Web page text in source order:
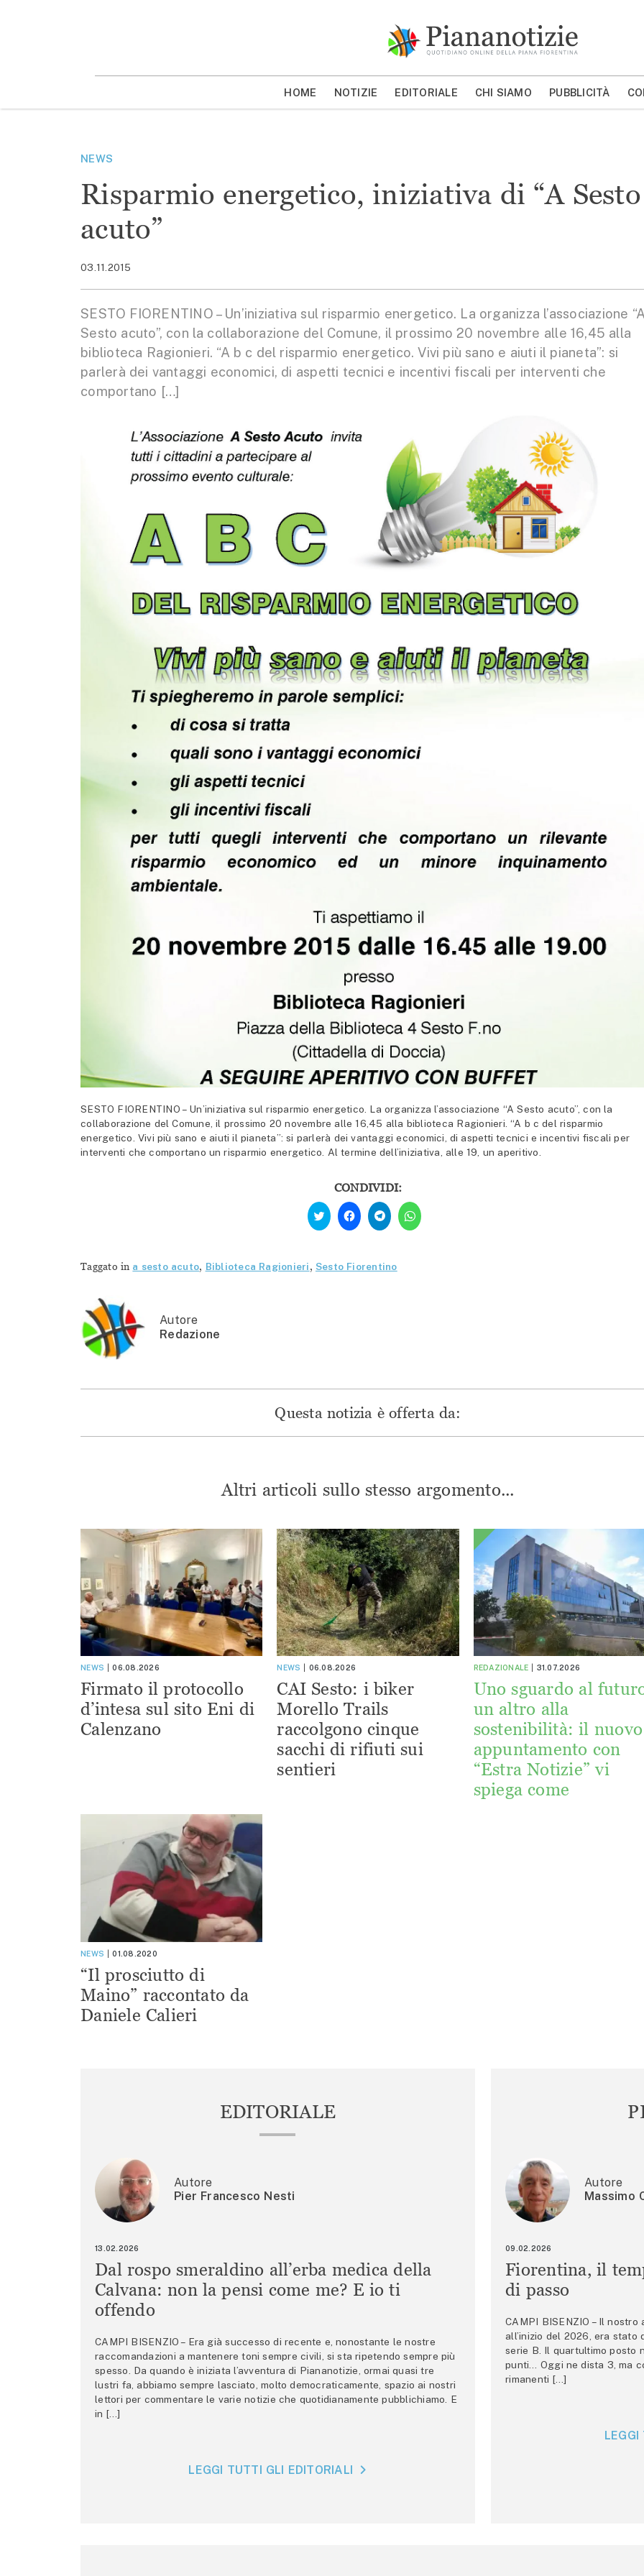
MOSTRA/NASCONDI CERCA
HOME NOTIZIE EDITORIALE CHI SIAMO PUBBLICITÀ
NEWS
Risparmio energetico, iniziativa di “A Sesto
acuto”
03.11.2015
SESTO FIORENTINO – Un’iniziativa sul risparmio energetico. La organizza l’associazione
Sesto acuto”, con la collaborazione del Comune, il prossimo 20 novembre alle 16,45 alla
biblioteca Ragionieri. “A b c del risparmio energetico. Vivi più sano e aiuti il pianeta”: si
parlerà dei vantaggi economici, di aspetti tecnici e incentivi fiscali per interventi che
comportano […]
SESTO FIORENTINO – Un’iniziativa sul risparmio energetico. La organizza l’associazione “A Sesto acuto”, con la
collaborazione del Comune, il prossimo 20 novembre alle 16,45 alla biblioteca Ragionieri. “A b c del risparmio
energetico. Vivi più sano e aiuti il pianeta”: si parlerà dei vantaggi economici, di aspetti tecnici e incentivi fiscali per
interventi che comportano un risparmio energetico. Al termine dell’iniziativa, alle 19, un aperitivo.
CONDIVIDI:
Fai
clic
qui
Twitter
(Si
Fai
clic
per
condividere
(Si
apre
Fai
clic
per
condividere
(Si
apre
Fai
clic
per
Taggato in a sesto acuto, Biblioteca Ragionieri, Sesto Fiorentino
Autore
Redazione
Questa notizia è offerta da:
Altri articoli sullo stesso argomento...
NEWS 06.08.2026
Firmato il protocollo
d’intesa sul sito Eni di
Calenzano
NEWS 06.08.2026
CAI Sesto: i biker
Morello Trails
raccolgono cinque
sacchi di rifiuti sui
sentieri
REDAZIONALE 31.07.2026
Uno sguardo al
un altro alla
sostenibilità: il nuovo
appuntamento con
“Estra Notizie” vi
spiega come
NEWS 01.08.2020
“Il prosciutto di
Maino” raccontato da
Daniele Calieri
EDITORIALE
Autore
Pier Francesco Nesti
13.02.2026
Dal rospo smeraldino all’erba medica della
Calvana: non la pensi come me? E io ti
offendo
CAMPI BISENZIO – Era già successo di recente e, nonostante le nostre
raccomandazioni a mantenere toni sempre civili, si sta ripetendo sempre più
spesso. Da quando è iniziata l’avventura di Piananotizie, ormai quasi tre
lustri fa, abbiamo sempre lasciato, molto democraticamente, spazio ai nostri
lettori per commentare le varie notizie che quotidianamente pubblichiamo. E
in […]
LEGGI TUTTI GLI EDITORIALI
Autore
Massimo
09.02.2026
Fiorentina, il
di passo
CAMPI BISENZIO – Il
all’inizio del 2026, era stato
serie B. Il quartultimo posto
punti… Oggi ne dista 3, ma
rimanenti […]